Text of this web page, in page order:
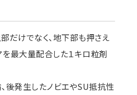
だけでなく、地下部も押さえ
最大量配合した１キロ粒剤
後発生したノビエやSU抵抗性